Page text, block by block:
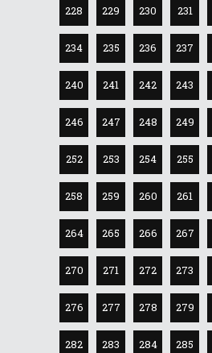
228 229 230 231
234 235 236 237
240 241 242 243
246 247 248 249
252 253 254 255
258 259 260 261
264 265 266 267
270 271 272 273
276 277 278 279
282 283 284 285